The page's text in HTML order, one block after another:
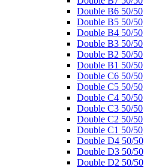
Double B6 50/50
Double B5 50/50
Double B4 50/50
Double B3 50/50
Double B2 50/50
Double B1 50/50
Double C6 50/50
Double C5 50/50
Double C4 50/50
Double C3 50/50
Double C2 50/50
Double C1 50/50
Double D4 50/50
Double D3 50/50
Double D2 50/50